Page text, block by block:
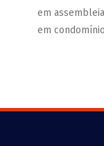
em
em